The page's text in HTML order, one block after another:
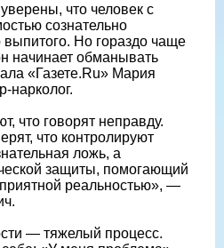
что человек с
сознательно
выпитого. Но гораздо чаще
начинает обманывать
«Газете.Ru» Мария
нарколог.
что говорят неправду.
что контролируют
ложь, а
защиты, помогающий
реальностью», —
— тяжелый процесс.